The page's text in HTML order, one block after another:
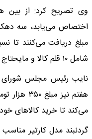
وی تصریح کرد: از بین
مبلغ دریافت می‌کنند تا
شامل ۱۰ قلم کالا و مایحتاج ضروری است.
نایب رئیس مجلس شورای
هفتم نیز
می‌کند تا خرید کالاهای
گردنبند مدل کارتیر